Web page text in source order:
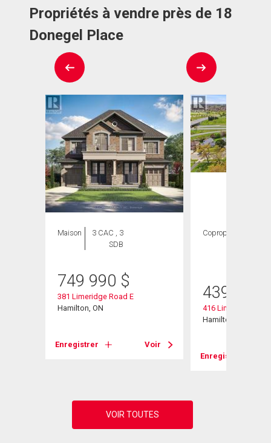
Propriétés à vendre près de 18
Donegel Place
Maison
3 CAC , 3
SDB
749 990 $
381 Limeridge Road E
Hamilton, ON
Enregistrer Voir
Copropriété
439 000
416 Limeridge
Hamilton, ON
Enregistrer